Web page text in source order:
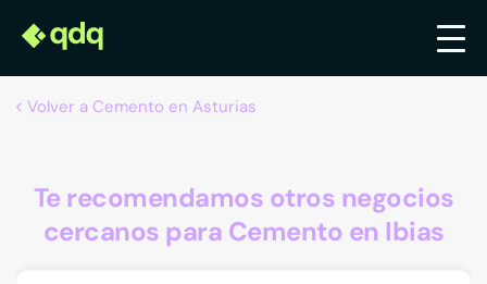
Volver a Cemento en Asturias
Te recomendamos otros negocios
cercanos para Cemento en Ibias